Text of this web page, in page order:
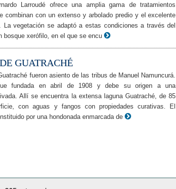
Larroudé ofrece una amplia gama de tratamientos
combinan con un extenso y arbolado predio y el excelente
La vegetación se adaptó a estas condiciones a través del
bosque xerófilo, en el que se encu
GUATRACHÉ
fueron asiento de las tribus de Manuel Namuncurá.
fue fundada en abril de 1908 y debe su origen a una
Allí se encuentra la extensa laguna Guatraché, de 85
con aguas y fangos con propiedades curativas. El
por una hondonada enmarcada de